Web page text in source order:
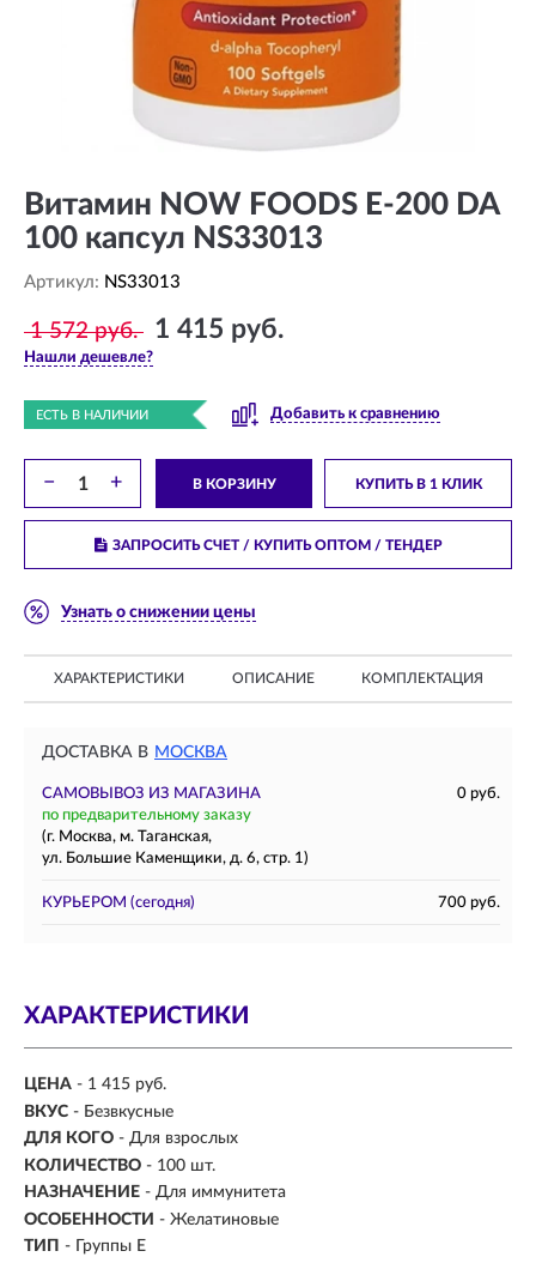
Витамин NOW FOODS E-200 DA
100 капсул NS33013
Артикул: NS33013
1 572 руб. 1 415 руб.
Нашли дешевле?
ЕСТЬ В НАЛИЧИИ Добавить к сравнению
− + В КОРЗИНУ КУПИТЬ В 1 КЛИК
ЗАПРОСИТЬ СЧЕТ / КУПИТЬ ОПТОМ/ ТЕНДЕР
Узнать о снижении цены
ХАРАКТЕРИСТИКИ ОПИСАНИЕ КОМПЛЕКТАЦИЯ
ДОСТАВКА В МОСКВА
САМОВЫВОЗ ИЗ МАГАЗИНА
0 руб.
по предварительному заказу
(г. Москва, м. Таганская,
ул. Большие Каменщики, д. 6, стр. 1)
КУРЬЕРОМ (сегодня) 700 руб.
ХАРАКТЕРИСТИКИ
ЦЕНА - 1 415 руб.
ВКУС - Безвкусные
ДЛЯ КОГО - Для взрослых
КОЛИЧЕСТВО - 100 шт.
НАЗНАЧЕНИЕ - Для иммунитета
ОСОБЕННОСТИ - Желатиновые
ТИП - Группы Е